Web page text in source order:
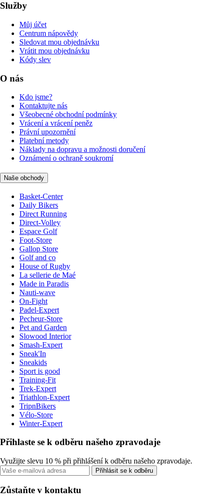
Služby
Můj účet
Centrum nápovědy
Sledovat mou objednávku
Vrátit mou objednávku
Kódy slev
O nás
Kdo jsme?
Kontaktujte nás
Všeobecné obchodní podmínky
Vrácení a vrácení peněz
Právní upozornění
Platební metody
Náklady na dopravu a možnosti doručení
Oznámení o ochraně soukromí
Naše obchody
Basket-Center
Daily Bikers
Direct Running
Direct-Volley
Espace Golf
Foot-Store
Gallop Store
Golf and co
House of Rugby
La sellerie de Maé
Made in Paradis
Nauti-wave
On-Fight
Padel-Expert
Pecheur-Store
Pet and Garden
Slowood Interior
Smash-Expert
Sneak'In
Sneakids
Sport is good
Training-Fit
Trek-Expert
Triathlon-Expert
TripnBikers
Vélo-Store
Winter-Expert
Přihlaste se k odběru našeho zpravodaje
Využijte slevu 10 % při přihlášení k odběru našeho zpravodaje.
Přihlásit se k odběru
Zůstaňte v kontaktu